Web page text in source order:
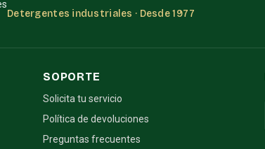
Detergentes industriales · Desde 1977
SOPORTE
Solicita tu servicio
Política de devoluciones
Preguntas frecuentes